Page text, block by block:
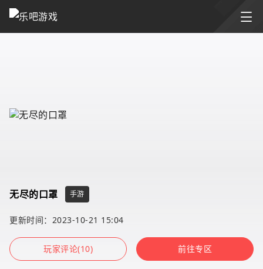
无尽的口罩 手游
更新时间：2023-10-21 15:04
玩家评论(10) 前往专区